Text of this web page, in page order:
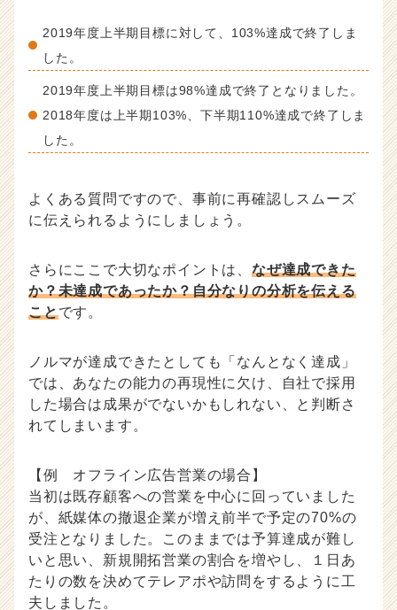
2019年度上半期目標に対して、103%達成で終了しま
した。
2019年度上半期目標は98%達成で終了となりました。
2018年度は上半期103%、下半期110%達成で終了しま
した。
よくある質問ですので、事前に再確認しスムーズ
に伝えられるようにしましょう。
さらにここで大切なポイントは、 なぜ達成できた
か？未達成であったか？自分なりの分析を伝える
ことです。
ノルマが達成できたとしても「なんとなく達成」
では、あなたの能力の再現性に欠け、自社で採用
した場合は成果がでないかもしれない、と判断さ
れてしまいます。
【例 オフライン広告営業の場合】
当初は既存顧客への営業を中心に回っていました
が、紙媒体の撤退企業が増え前半で予定の70%の
受注となりました。このままでは予算達成が難し
いと思い、新規開拓営業の割合を増やし、１日あ
たりの数を決めてテレアポや訪問をするように工
夫しました。